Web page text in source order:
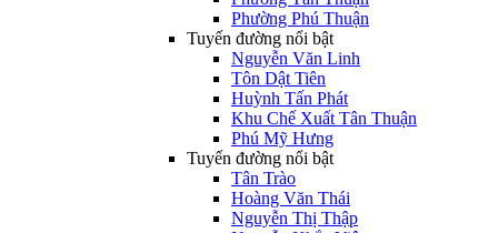
Phường Phú Thuận
Tuyến đường nổi bật
Nguyễn Văn Linh
Tôn Dật Tiên
Huỳnh Tấn Phát
Khu Chế Xuất Tân Thuận
Phú Mỹ Hưng
Tuyến đường nổi bật
Tân Trào
Hoàng Văn Thái
Nguyễn Thị Thập